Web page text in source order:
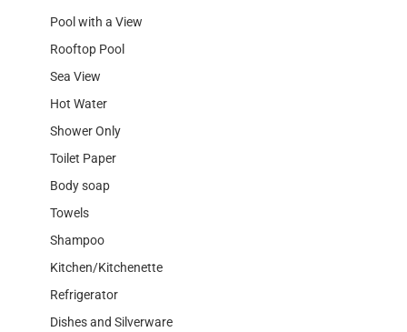
Pool with a View
Rooftop Pool
Sea View
Hot Water
Shower Only
Toilet Paper
Body soap
Towels
Shampoo
Kitchen/Kitchenette
Refrigerator
Dishes and Silverware